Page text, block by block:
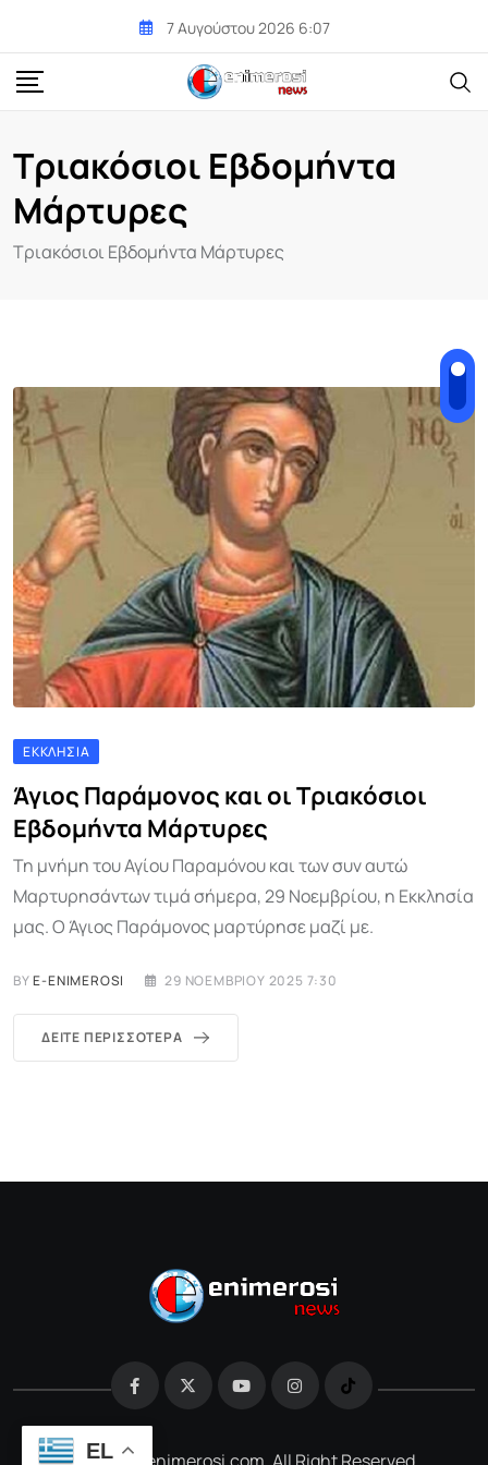
content
7 Αυγούστου 2026 6:07
Τριακόσιοι Εβδομήντα
Μάρτυρες
Τριακόσιοι Εβδομήντα Μάρτυρες
ΕΚΚΛΗΣΊΑ
Άγιος Παράμονος και οι Τριακόσιοι
Εβδομήντα Μάρτυρες
Τη μνήμη του Αγίου Παραμόνου και των συν αυτώ
Μαρτυρησάντων τιμά σήμερα, 29 Νοεμβρίου, η Εκκλησία
μας. Ο Άγιος Παράμονος μαρτύρησε μαζί με.
BYE-ENIMEROSI 29 ΝΟΕΜΒΡΊΟΥ 2025 7:30
ΔΕΊΤΕ ΠΕΡΙΣΣΌΤΕΡΑ
EL